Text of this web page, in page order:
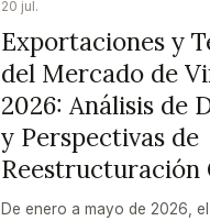
20 jul.
Exportaciones y
del Mercado de
2026: Análisis de
y Perspectivas de
Reestructuración
De enero a mayo de 2026,